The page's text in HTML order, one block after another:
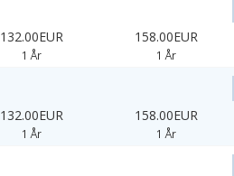
132.00EUR
1 År
158.00EUR
1 År
132.00EUR
1 År
158.00EUR
1 År